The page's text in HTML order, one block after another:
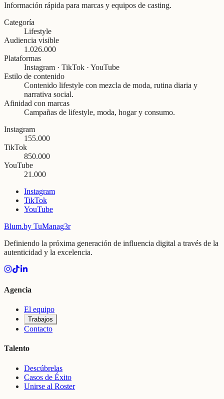
Información rápida para marcas y equipos de casting.
Categoría
Lifestyle
Audiencia visible
1.026.000
Plataformas
Instagram · TikTok · YouTube
Estilo de contenido
Contenido lifestyle con mezcla de moda, rutina diaria y
narrativa social.
Afinidad con marcas
Campañas de lifestyle, moda, hogar y consumo.
Instagram
155.000
TikTok
850.000
YouTube
21.000
Instagram
TikTok
YouTube
Blum.by TuManag3r
Definiendo la próxima generación de influencia digital a través de la
autenticidad y la excelencia.
Agencia
El equipo
Trabajos
Contacto
Talento
Descúbrelas
Casos de Éxito
Unirse al Roster